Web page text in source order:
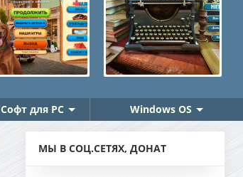
Софт для PC Windows OS
МЫ В СОЦ.СЕТЯХ, ДОНАТ